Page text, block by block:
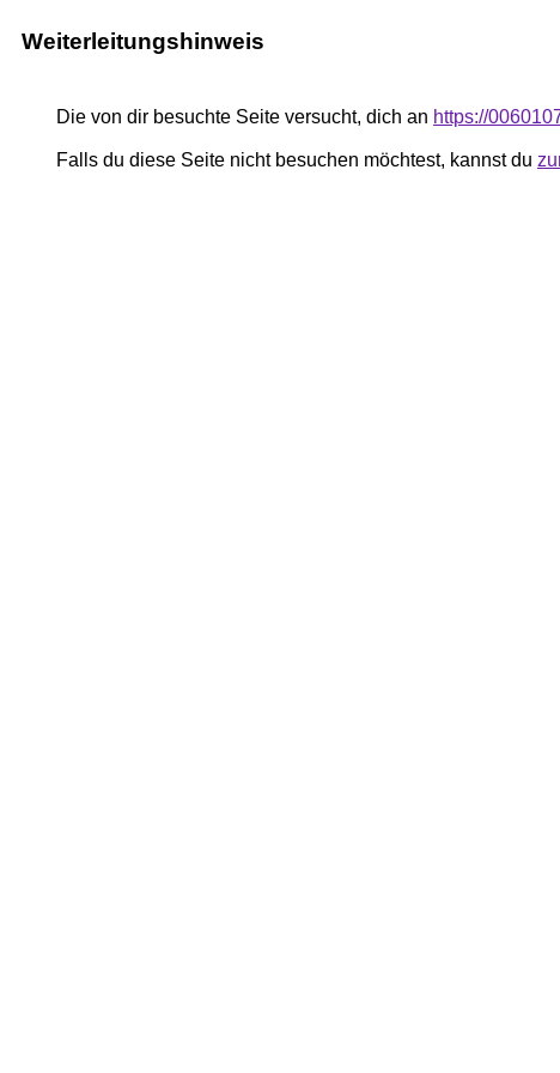
Weiterleitungshinweis
Die von dir besuchte Seite versucht, dich an https://
Falls du diese Seite nicht besuchen möchtest, kannst du